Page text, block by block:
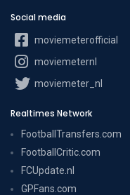
Social media
moviemeterofficial
moviemeternl
moviemeter_nl
Realtimes Network
FootballTransfers.com
FootballCritic.com
FCUpdate.nl
GPFans.com